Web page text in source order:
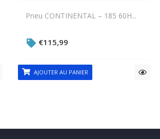
Pneu CONTINENTAL – 185 60H...
€115,99
AJOUTER AU PANIER